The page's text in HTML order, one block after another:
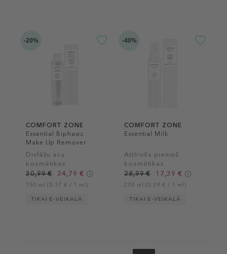
-20%
COMFORT ZONE
Essential Biphasic
Make Up Remover
Divfāžu acu
kosmētikas
noņemšanas līdzeklis
30,99 € 24,79 €
150 ml (0,17 € / 1 ml)
TIKAI E-VEIKALĀ
-40%
COMFORT ZONE
Essential Milk
Attīrošs pieniņš
kosmētikas
noņemšanai
28,99 € 17,39 €
200 ml (0,09 € / 1 ml)
TIKAI E-VEIKALĀ